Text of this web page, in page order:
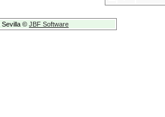
Sevilla © JBF Software